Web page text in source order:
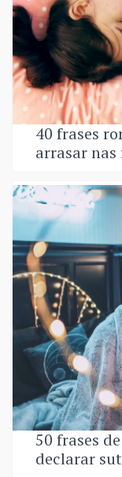
40 frases
arrasar nas
50 frases
declarar